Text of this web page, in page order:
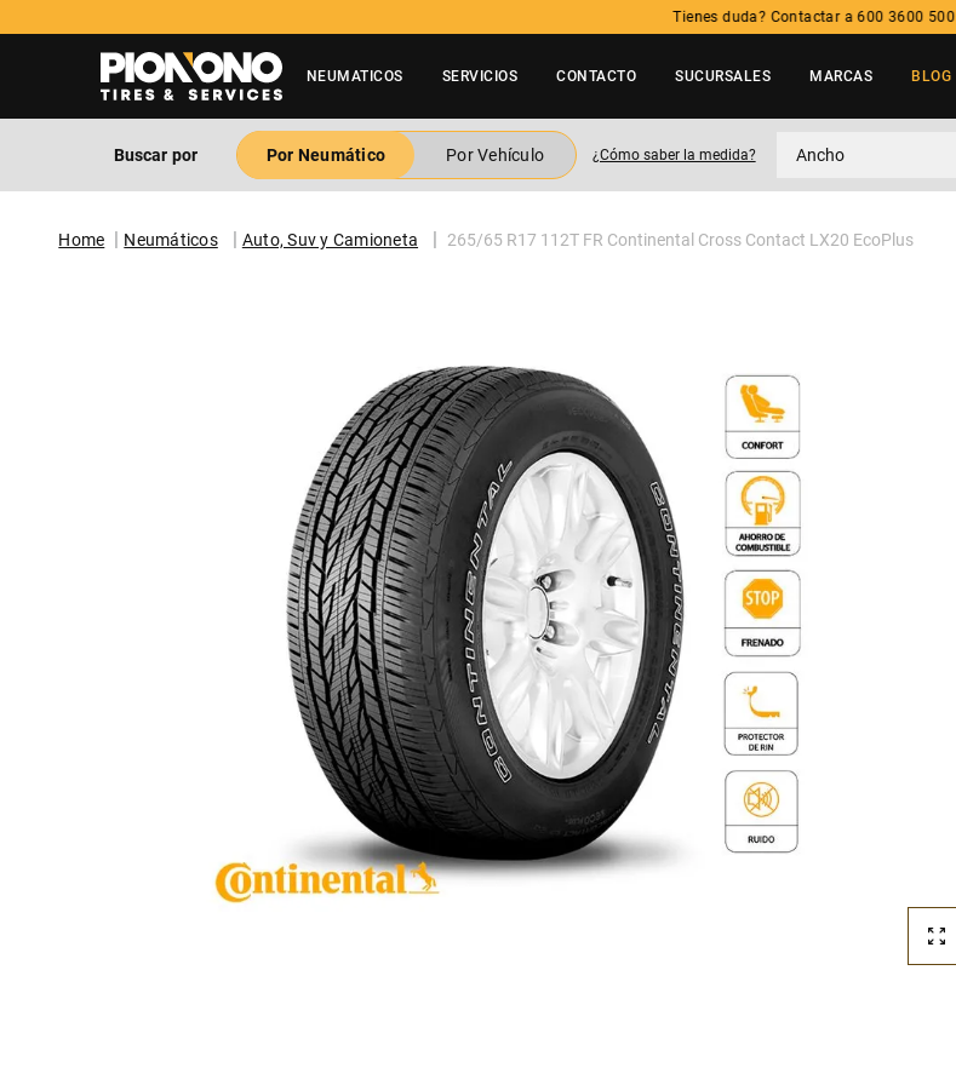
Tienes duda? Contactar a 600 3600 500
NEUMATICOS SERVICIOS CONTACTO SUCURSALES MARCAS BLOG
Buscar por Por Neumático Por Vehículo ¿Cómo saber la medida? Ancho
Neumáticos Auto, Suv y Camioneta 265/65 R17 112T FR Continental Cross Contact LX20 EcoPlus
TÉRMINOS MÁS BUSCADOS
. neumatico
3 . 215